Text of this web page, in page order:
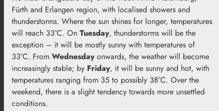
Fürth and Erlangen region, with localised showers and
thunderstorms. Where the sun shines for longer, temperatures
will reach 33°C. On Tuesday, thunderstorms will be the
exception – it will be mostly sunny with temperatures of
33°C. From Wednesdayonwards, the weather will become
increasingly stable; by Friday, it will be sunny and hot, with
temperatures ranging from 35 to possibly 38°C. Over the
weekend, there is a slight tendency towards more unsettled
conditions.